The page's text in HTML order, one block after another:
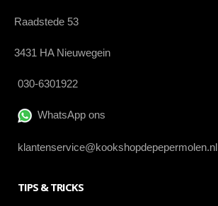
Raadstede 53
3431 HA Nieuwegein
030-6301922
WhatsApp ons
klantenservice@kookshopdepepermolen.nl
TIPS & TRICKS